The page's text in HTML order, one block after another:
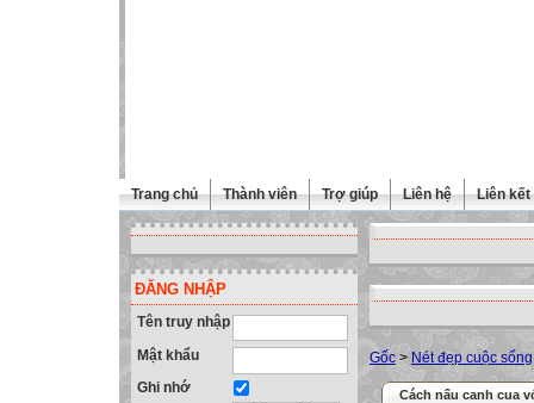
Trang chủ Thành viên Trợ giúp Liên hệ Liên kết
ĐĂNG NHẬP
Tên truy nhập
Mật khẩu
Ghi nhớ
Gốc > Nét đẹp cuộc sống
Cách nấu canh cua